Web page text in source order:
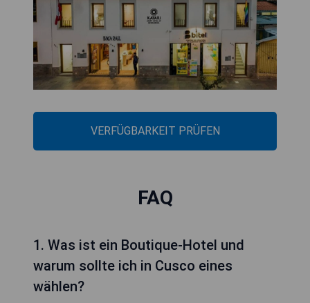
VERFÜGBARKEIT PRÜFEN
FAQ
1. Was ist ein Boutique-Hotel und
warum sollte ich in Cusco eines
wählen?